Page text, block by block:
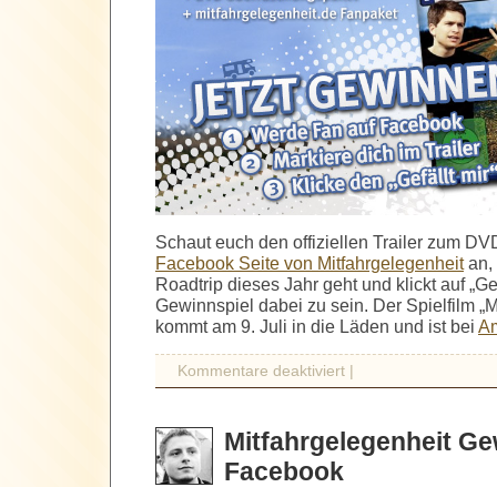
Schaut euch den offiziellen Trailer zum
Facebook Seite von Mitfahrgelegenheitan,
Roadtrip dieses Jahr geht und klickt auf
Gewinnspiel dabei zu sein. Der Spielfilm
kommt am 9. Juli in die Läden und ist bei
Kommentare deaktiviert |
Mitfahrgelegenheit
Facebook